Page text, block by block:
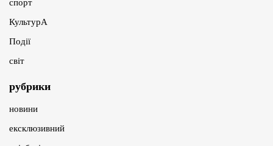
спорт
КультурА
Події
світ
рубрики
новини
ексклюзивний